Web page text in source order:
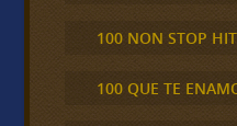
100 NON STOP
100 QUE TE